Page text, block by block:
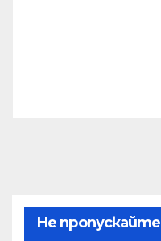
Не пропускайте